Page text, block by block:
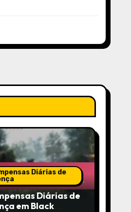
Diárias de
Diárias de
em Black